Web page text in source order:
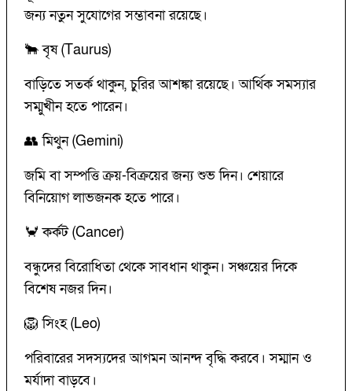
জন্য নতুন সুযোগের সম্ভাবনা রয়েছে।
🐂 বৃষ (Taurus)
বাড়িতে সতর্ক থাকুন, চুরির আশঙ্কা রয়েছে। আর্থিক সমস্যার
সম্মুখীন হতে পারেন।
👥 মিথুন (Gemini)
জমি বা সম্পত্তি ক্রয়-বিক্রয়ের জন্য শুভ দিন। শেয়ারে
বিনিয়োগ লাভজনক হতে পারে।
🦀 কর্কট (Cancer)
বন্ধুদের বিরোধিতা থেকে সাবধান থাকুন। সঞ্চয়ের দিকে
বিশেষ নজর দিন।
🦁 সিংহ (Leo)
পরিবারের সদস্যদের আগমন আনন্দ বৃদ্ধি করবে। সম্মান ও
মর্যাদা বাড়বে।